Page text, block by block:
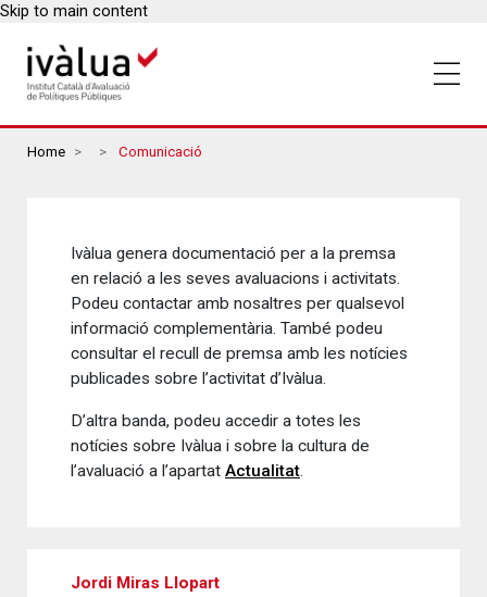
Skip to main content
Breadcrumbs
Home Comunicació
Ivàlua genera documentació per a la premsa
en relació a les seves avaluacions i activitats.
Podeu contactar amb nosaltres per qualsevol
informació complementària. També podeu
consultar el recull de premsa amb les notícies
publicades sobre l’activitat d’Ivàlua.
D’altra banda, podeu accedir a totes les
notícies sobre Ivàlua i sobre la cultura de
l’avaluació a l’apartat Actualitat.
Jordi Miras Llopart